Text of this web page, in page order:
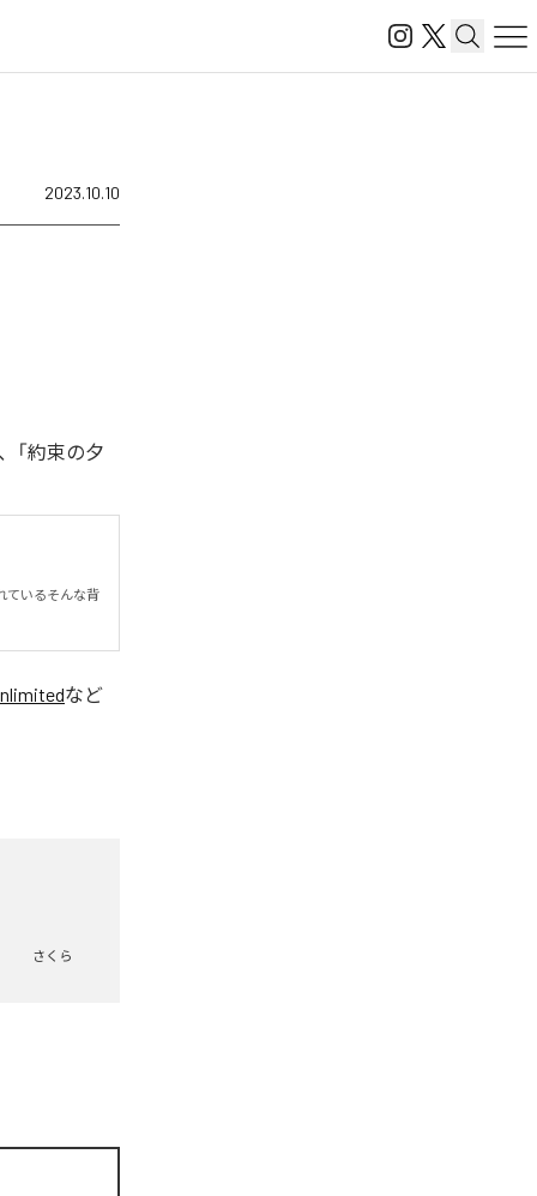
2023.10.10
「約束の夕
ているそんな背
など
さくら